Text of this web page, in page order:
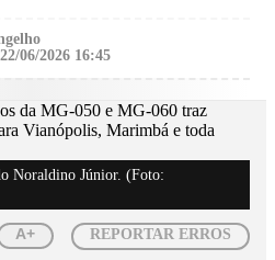
22/06/2026 16:45
Noraldino Júnior. (Foto:
A+ REPORTAR ERROS